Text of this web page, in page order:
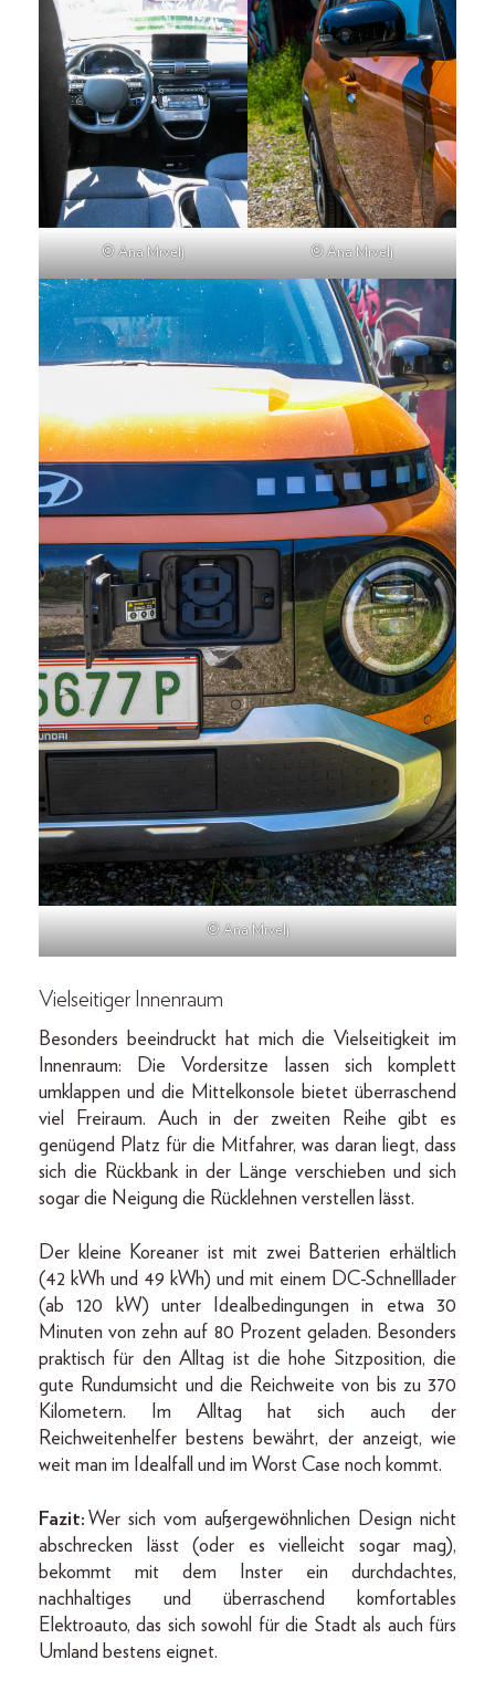
© Ana Mrvelj © Ana Mrvelj
© Ana Mrvelj
Vielseitiger Innenraum
Besonders beeindruckt hat mich die Vielseitigkeit im
Innenraum: Die Vordersitze lassen sich komplett
umklappen und die Mittelkonsole bietet überraschend
viel Freiraum. Auch in der zweiten Reihe gibt es
genügend Platz für die Mitfahrer, was daran liegt, dass
sich die Rückbank in der Länge verschieben und sich
sogar die Neigung die Rücklehnen verstellen lässt.
Der kleine Koreaner ist mit zwei Batterien erhältlich
(42 kWh und 49 kWh) und mit einem DC-Schnelllader
(ab 120 kW) unter Idealbedingungen in etwa 30
Minuten von zehn auf 80 Prozent geladen. Besonders
praktisch für den Alltag ist die hohe Sitzposition, die
gute Rundumsicht und die Reichweite von bis zu 370
Kilometern. Im Alltag hat sich auch der
Reichweitenhelfer bestens bewährt, der anzeigt, wie
weit man im Idealfall und im Worst Case noch kommt.
Fazit: Wer sich vom außergewöhnlichen Design nicht
abschrecken lässt (oder es vielleicht sogar mag),
bekommt mit dem Inster ein durchdachtes,
nachhaltiges und überraschend komfortables
Elektroauto, das sich sowohl für die Stadt als auch fürs
Umland bestens eignet.